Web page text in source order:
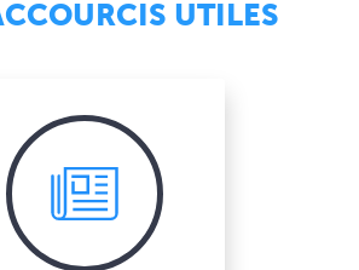
UTILES